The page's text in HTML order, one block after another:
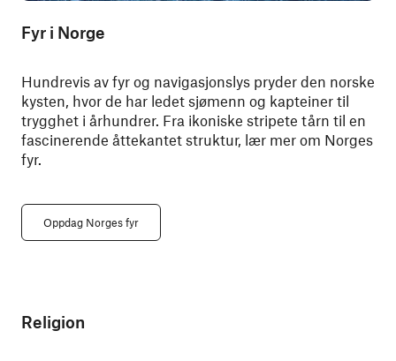
Fyr i Norge
Hundrevis av fyr og navigasjonslys pryder den norske
kysten, hvor de har ledet sjømenn og kapteiner til
trygghet i århundrer. Fra ikoniske stripete tårn til en
fascinerende åttekantet struktur, lær mer om Norges
fyr.
Oppdag Norges fyr
Religion